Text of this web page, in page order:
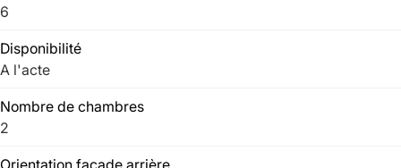
6
Disponibilité
A l'acte
Nombre de chambres
2
Orientation facade arrière